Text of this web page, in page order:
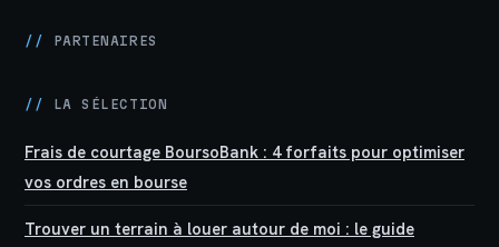
// PARTENAIRES
// LA SÉLECTION
Frais de courtage BoursoBank : 4 forfaits pour optimiser
vos ordres en bourse
Trouver un terrain à louer autour de moi : le guide